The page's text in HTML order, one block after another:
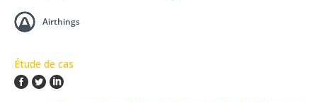
Airthings
Étude de cas